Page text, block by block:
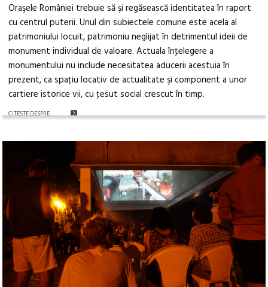
Oraşele României trebuie să şi regăsească identitatea în raport
cu centrul puterii. Unul din subiectele comune este acela al
patrimoniului locuit, patrimoniu neglijat în detrimentul ideii de
monument individual de valoare. Actuala înţelegere a
monumentului nu include necesitatea aducerii acestuia în
prezent, ca spaţiu locativ de actualitate şi component a unor
cartiere istorice vii, cu ţesut social crescut în timp.
CITEŞTE DESPRE